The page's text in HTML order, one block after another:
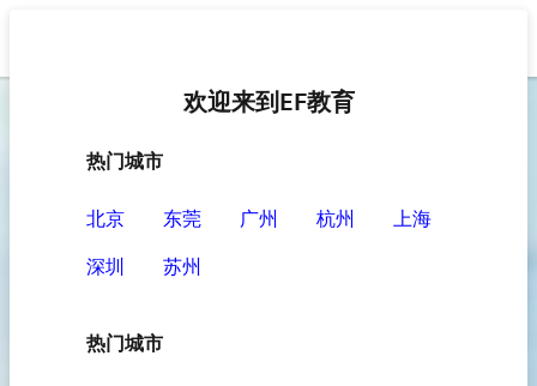
欢迎来到EF教育
热门城市
北京 东莞 广州 杭州
上海
深圳
苏州
热门城市